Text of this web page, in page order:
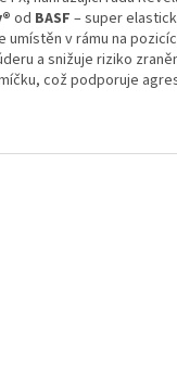
od BASF – super
umístěn v rámu na
a snižuje riziko
což podporuje